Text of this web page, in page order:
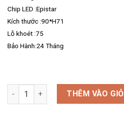
Chip LED :Epistar
Kích thước :90*H71
Lỗ khoét :75
Bảo Hành:24 Tháng
Số lượng THÊM VÀO GIỎ